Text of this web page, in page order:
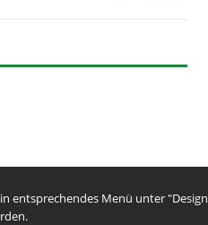
entsprechendes Menü unter "Design